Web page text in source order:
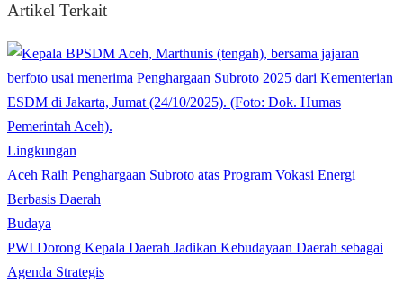
Artikel Terkait
Lingkungan
Aceh Raih Penghargaan Subroto atas Program Vokasi Energi
Berbasis Daerah
Budaya
PWI Dorong Kepala Daerah Jadikan Kebudayaan Daerah sebagai
Agenda Strategis